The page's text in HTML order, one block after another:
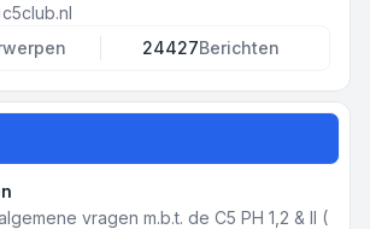
24427Berichten
vragen m.b.t. de C5 PH 1,2 & II (